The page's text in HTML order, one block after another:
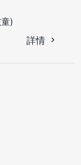
)
詳情